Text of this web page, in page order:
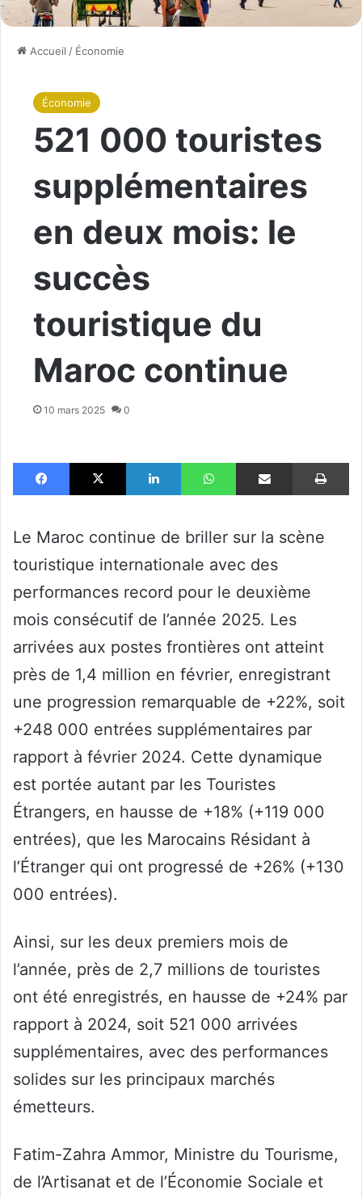
Accueil / Économie
Économie
521 000 touristes
supplémentaires
en deux mois: le
succès
touristique du
Maroc continue
10 mars 2025 0
Facebook X Linkedin WhatsApp Partager par email
Le Maroc continue de briller sur la scène
touristique internationale avec des
performances record pour le deuxième
mois consécutif de l’année 2025. Les
arrivées aux postes frontières ont atteint
près de 1,4 million en février, enregistrant
une progression remarquable de +22%, soit
+248 000 entrées supplémentaires par
rapport à février 2024. Cette dynamique
est portée autant par les Touristes
Étrangers, en hausse de +18% (+119 000
entrées), que les Marocains Résidant à
l’Étranger qui ont progressé de +26% (+130
000 entrées).
Ainsi, sur les deux premiers mois de
l’année, près de 2,7 millions de touristes
ont été enregistrés, en hausse de +24% par
rapport à 2024, soit 521 000 arrivées
supplémentaires, avec des performances
solides sur les principaux marchés
émetteurs.
Fatim-Zahra Ammor, Ministre du Tourisme,
de l’Artisanat et de l’Économie Sociale et